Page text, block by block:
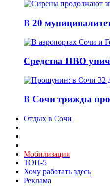
В 20
Средства ПВО
В Сочи трижды
Отдых в Сочи
Мобилизация
ТОП-5
Хочу работать здесь
Реклама